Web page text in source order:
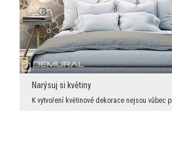
Narýsuj si květiny